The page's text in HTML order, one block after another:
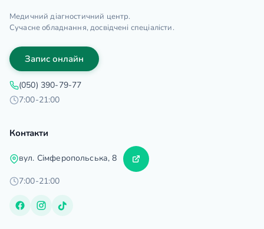
Медичний діагностичний центр.
Сучасне обладнання, досвідчені спеціалісти.
Запис онлайн
(050) 390-79-77
7:00-21:00
Контакти
вул. Сімферопольська, 8
7:00-21:00